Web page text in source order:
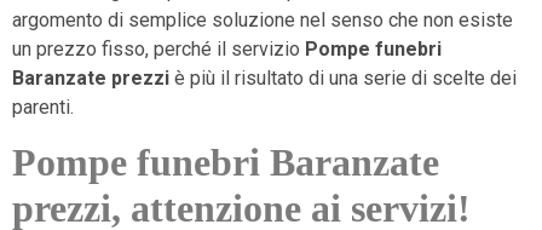
argomento di semplice soluzione nel senso che non esiste
un prezzo fisso, perché il servizio Pompe funebri
Baranzate prezzi è più il risultato di una serie di scelte dei
parenti.
Pompe funebri Baranzate
prezzi, attenzione ai servizi!